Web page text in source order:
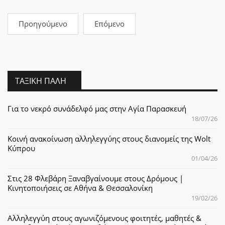
Προηγούμενο Επόμενο
ΤΑΞΙΚΉ ΠΆΛΗ
Για το νεκρό συνάδελφό μας στην Αγία Παρασκευή
18/07/26
Κοινή ανακοίνωση αλληλεγγύης στους διανομείς της Wolt
Κύπρου
01/04/26
Στις 28 Φλεβάρη Ξαναβγαίνουμε στους Δρόμους |
Κινητοποιήσεις σε Αθήνα & Θεσσαλονίκη
19/02/26
Αλληλεγγύη στους αγωνιζόμενους φοιτητές, μαθητές &